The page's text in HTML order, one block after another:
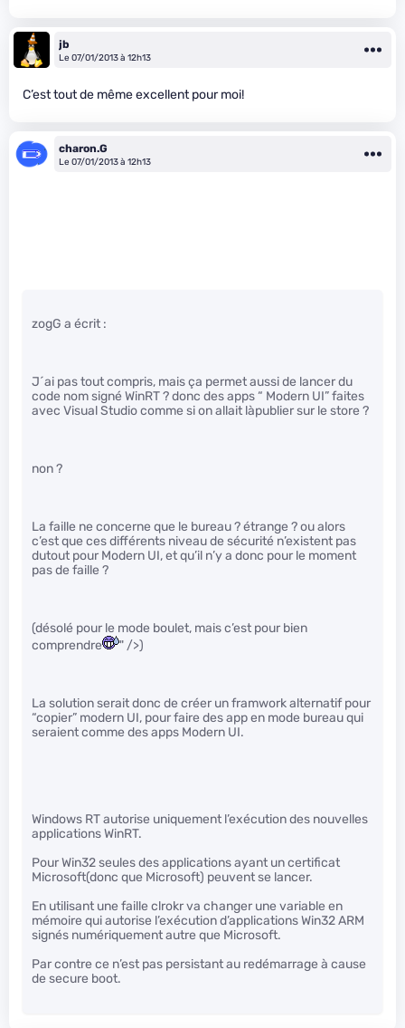
jb
Le 07/01/2013 à 12h13
C’est tout de même excellent pour moi!
charon.G
Le 07/01/2013 à 12h13
zogG a écrit :
J´ai pas tout compris, mais ça permet aussi de lancer du
code nom signé WinRT ? donc des apps “ Modern UI” faites
avec Visual Studio comme si on allait làpublier sur le store ?
non ?
La faille ne concerne que le bureau ? étrange ? ou alors
c’est que ces différents niveau de sécurité n’existent pas
dutout pour Modern UI, et qu’il n’y a donc pour le moment
pas de faille ?
(désolé pour le mode boulet, mais c’est pour bien
comprendre
" />)
La solution serait donc de créer un framwork alternatif pour
“copier” modern UI, pour faire des app en mode bureau qui
seraient comme des apps Modern UI.
Windows RT autorise uniquement l’exécution des nouvelles
applications WinRT.
Pour Win32 seules des applications ayant un certificat
Microsoft(donc que Microsoft) peuvent se lancer.
En utilisant une faille clrokr va changer une variable en
mémoire qui autorise l’exécution d’applications Win32 ARM
signés numériquement autre que Microsoft.
Par contre ce n’est pas persistant au redémarrage à cause
de secure boot.